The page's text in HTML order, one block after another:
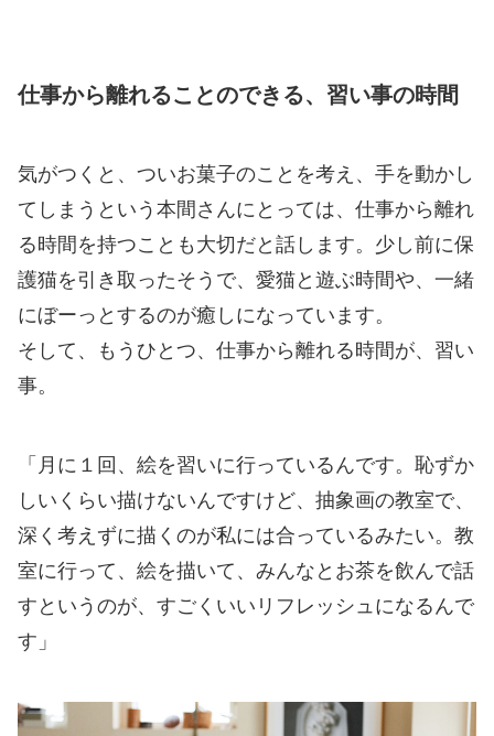
仕事から離れることのできる、習い事の時間
気がつくと、ついお菓子のことを考え、手を動かし
てしまうという本間さんにとっては、仕事から離れ
る時間を持つことも大切だと話します。少し前に保
護猫を引き取ったそうで、愛猫と遊ぶ時間や、一緒
にぼーっとするのが癒しになっています。
そして、もうひとつ、仕事から離れる時間が、習い
事。
「月に１回、絵を習いに行っているんです。恥ずか
しいくらい描けないんですけど、抽象画の教室で、
深く考えずに描くのが私には合っているみたい。教
室に行って、絵を描いて、みんなとお茶を飲んで話
すというのが、すごくいいリフレッシュになるんで
す」